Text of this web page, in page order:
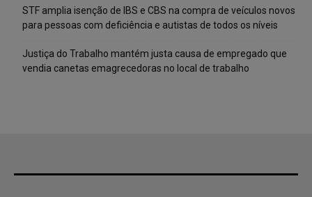
STF amplia isenção de IBS e CBS na compra de veículos novos
para pessoas com deficiência e autistas de todos os níveis
Justiça do Trabalho mantém justa causa de empregado que
vendia canetas emagrecedoras no local de trabalho